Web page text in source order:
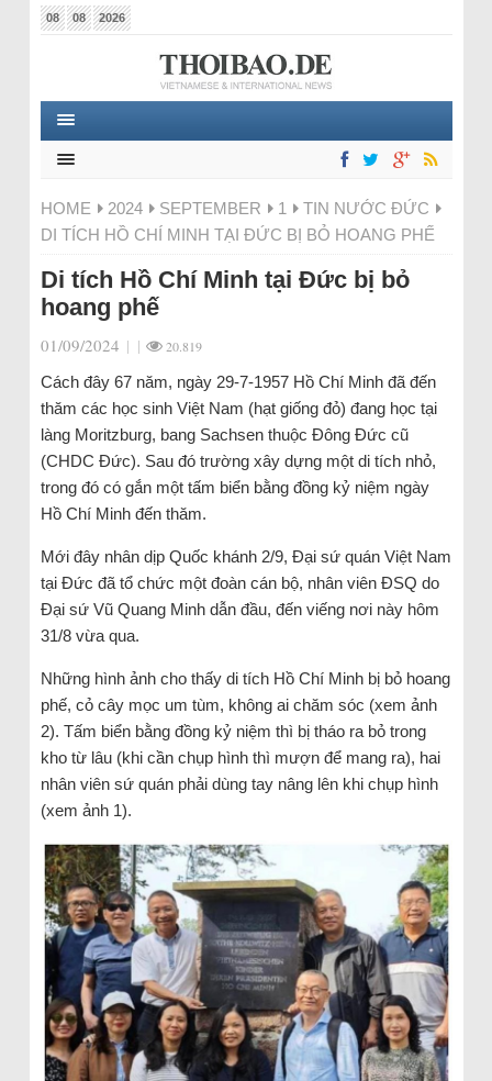
08 08 2026
HOME 2024 SEPTEMBER 1
TIN NƯỚC ĐỨC
DI TÍCH HỒ CHÍ MINH TẠI ĐỨC BỊ BỎ HOANG PHẾ
Di tích Hồ Chí Minh tại Đức bị bỏ
hoang phế
01/09/2024 | | 20.819
Cách đây 67 năm, ngày 29-7-1957 Hồ Chí Minh đã đến
thăm các học sinh Việt Nam (hạt giống đỏ) đang học tại
làng Moritzburg, bang Sachsen thuộc Đông Đức cũ
(CHDC Đức). Sau đó trường xây dựng một di tích nhỏ,
trong đó có gắn một tấm biển bằng đồng kỷ niệm ngày
Hồ Chí Minh đến thăm.
Mới đây nhân dịp Quốc khánh 2/9, Đại sứ quán Việt Nam
tại Đức đã tổ chức một đoàn cán bộ, nhân viên ĐSQ do
Đại sứ Vũ Quang Minh dẫn đầu, đến viếng nơi này hôm
31/8 vừa qua.
Những hình ảnh cho thấy di tích Hồ Chí Minh bị bỏ hoang
phế, cỏ cây mọc um tùm, không ai chăm sóc (xem ảnh
2). Tấm biển bằng đồng kỷ niệm thì bị tháo ra bỏ trong
kho từ lâu (khi cần chụp hình thì mượn để mang ra), hai
nhân viên sứ quán phải dùng tay nâng lên khi chụp hình
(xem ảnh 1).